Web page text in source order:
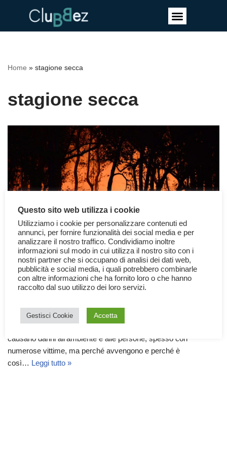
Home » stagione secca
stagione secca
Gli Incendi Boschivi
Ogni estate assistiamo al fenomeno degli incendi boschivi,
causano danni all’ambiente e alle persone, spesso con
numerose vittime, ma perché avvengono e perché è
così… Leggi tutto »
Questo sito web utilizza i cookie
Utilizziamo i cookie per personalizzare contenuti ed
annunci, per fornire funzionalità dei social media e per
analizzare il nostro traffico. Condividiamo inoltre
informazioni sul modo in cui utilizza il nostro sito con i
nostri partner che si occupano di analisi dei dati web,
pubblicità e social media, i quali potrebbero combinarle
con altre informazioni che ha fornito loro o che hanno
raccolto dal suo utilizzo dei loro servizi.
Gestisci Cookie Accetta